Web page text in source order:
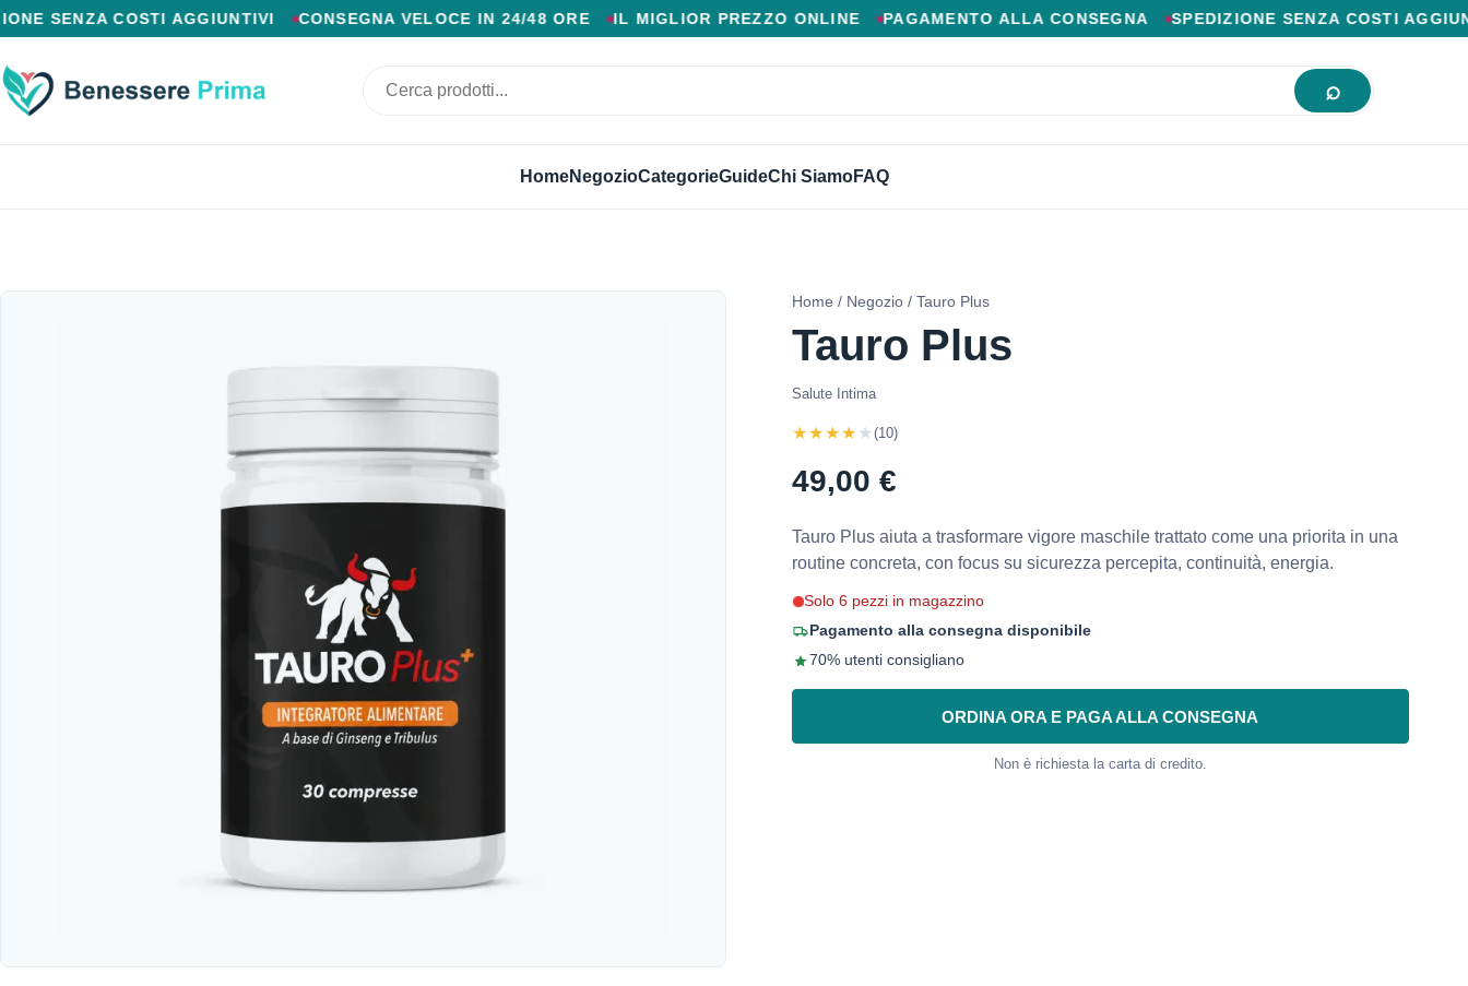
PAGAMENTO ALLA CONSEGNA, SPEDIZIONE SENZA COSTI AGGIUNTIVI, CONSEGNA VELOCE IN 24/48 ORE, MIGLIOR PREZZO ONLINE.
COSTI AGGIUNTIVI CONSEGNA VELOCE IN 24/48 ORE IL MIGLIOR PREZZO ONLINE PAGAMENTO ALLA CONSEGNA SPEDIZIONE SENZA COSTI AGGIUNTIVI
HomeNegozioCategorieGuideChi SiamoFAQ
Home / Negozio/ Tauro Plus
Tauro Plus
Salute Intima
★★★★★ (10)
49,00 €
Tauro Plus aiuta a trasformare vigore maschile trattato come una priorita in una
routine concreta, con focus su sicurezza percepita, continuità, energia.
Solo 6 pezzi in magazzino
Pagamento alla consegna disponibile
70% utenti consigliano
ORDINA ORA E PAGA ALLA CONSEGNA
Non è richiesta la carta di credito.